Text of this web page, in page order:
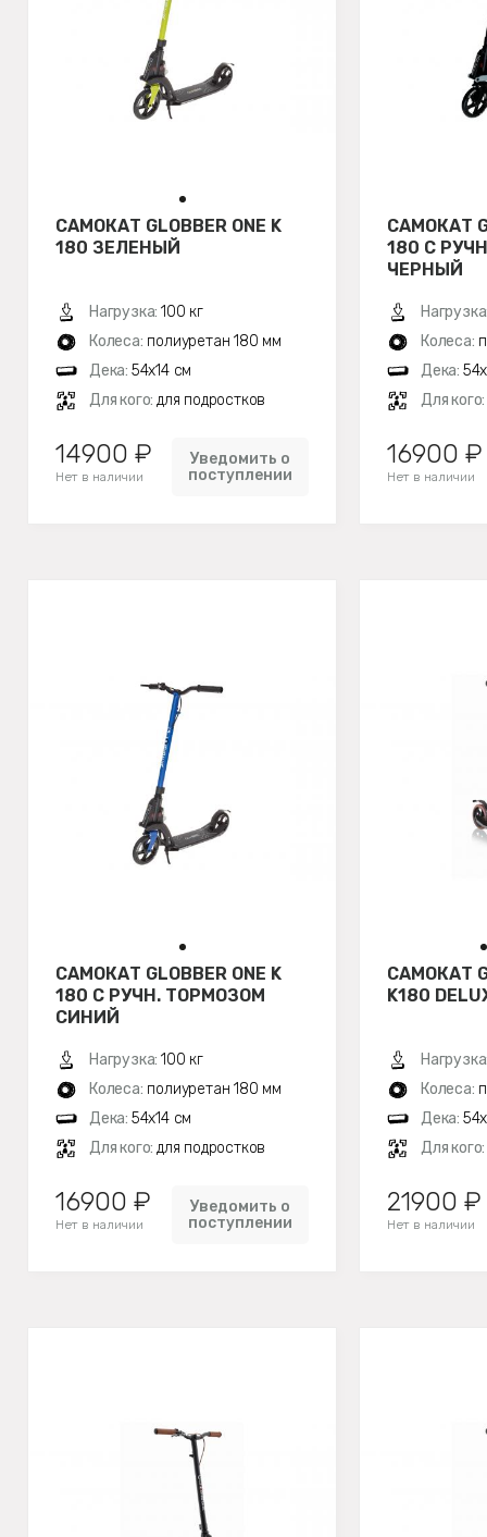
САМОКАТ GLOBBER ONE K
180 ЗЕЛЕНЫЙ
Нагрузка: 100 кг
Колеса: полиуретан 180 мм
Дека: 54x14 см
Для кого: для подростков
14900 ₽
Нет в наличии
Уведомить о
поступлении
САМОКАТ
180 С
ЧЕРНЫЙ
Колеса:
Дека:
Для кого:
16900 ₽
Нет в наличии
САМОКАТ GLOBBER ONE K
180 С РУЧН. ТОРМОЗОМ
СИНИЙ
Нагрузка: 100 кг
Колеса: полиуретан 180 мм
Дека: 54x14 см
Для кого: для подростков
16900 ₽
Нет в наличии
Уведомить о
поступлении
САМОКАТ
K180
Колеса:
Дека:
Для кого:
21900 ₽
Нет в наличии